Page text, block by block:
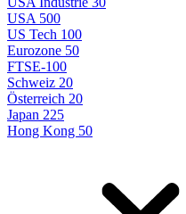
USA 500
US Tech 100
Eurozone 50
FTSE-100
Schweiz 20
Österreich 20
Japan 225
Hong Kong 50